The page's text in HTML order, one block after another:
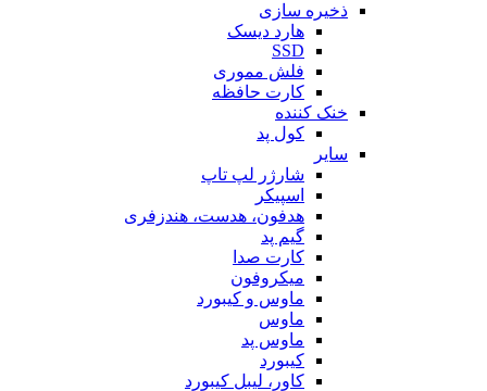
ذخیره سازی
هارد دیسک
SSD
فلش مموری
کارت حافظه
خنک کننده
کول پد
سایر
شارژر لپ تاپ
اسپیکر
هدفون، هدست، هندزفری
گیم پد
کارت صدا
میکروفون
ماوس و کیبورد
ماوس
ماوس پد
کیبورد
کاور، لیبل کیبورد